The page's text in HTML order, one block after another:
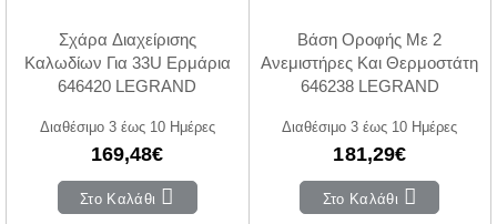
Σχάρα Διαχείρισης
Καλωδίων Για 33U Ερμάρια
646420 LEGRAND
Διαθέσιμο 3 έως 10 Ημέρες
169,48€
Στο Καλάθι
Βάση Οροφής Με 2
Ανεμιστήρες Και Θερμοστάτη
646238 LEGRAND
Διαθέσιμο 3 έως 10 Ημέρες
181,29€
Στο Καλάθι